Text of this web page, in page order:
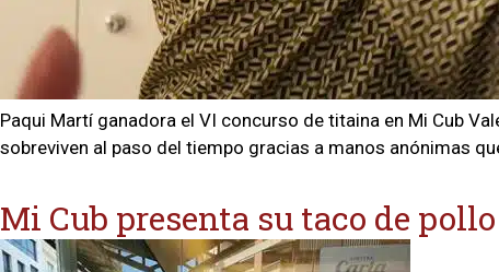
Paqui Martí ganadora el VI concurso de titaina en Mi Cub
sobreviven al paso del tiempo gracias a manos anónimas
Mi Cub presenta su taco de